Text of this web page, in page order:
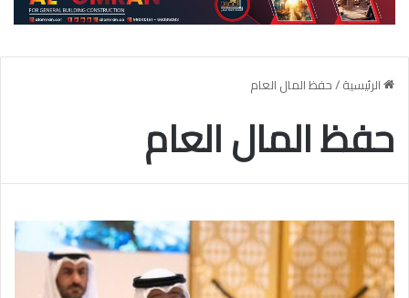
الرئيسية/حفظ المال العام
حفظ المال العام